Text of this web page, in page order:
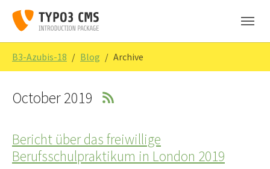
Skip to main navigation
Skip to main content
Skip to page footer
B3-Azubis-18 Blog Archive
October 2019
Bericht über das freiwillige
Berufsschulpraktikum in London 2019